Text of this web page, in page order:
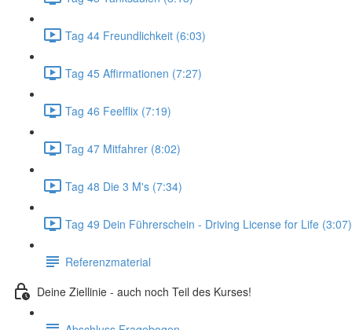
Tag 44 Freundlichkeit (6:03)
Tag 45 Affirmationen (7:27)
Tag 46 Feelflix (7:19)
Tag 47 Mitfahrer (8:02)
Tag 48 Die 3 M's (7:34)
Tag 49 Dein Führerschein - Driving License for Life (3:07)
Referenzmaterial
Deine Ziellinie - auch noch Teil des Kurses!